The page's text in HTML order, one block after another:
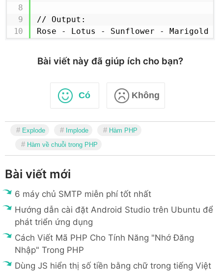
// Output:
Rose - Lotus - Sunflower - Marigold
Bài viết này đã giúp ích cho bạn?
Có Không
Explode Implode
Hàm PHP
Hàm về chuỗi trong PHP
Bài viết mới
6 máy chủ SMTP miễn phí tốt nhất
Hướng dẫn cài đặt Android Studio trên Ubuntu để
phát triển ứng dụng
Cách Viết Mã PHP Cho Tính Năng "Nhớ Đăng
Nhập" Trong PHP
Dùng JS hiển thị số tiền bằng chữ trong tiếng Việt